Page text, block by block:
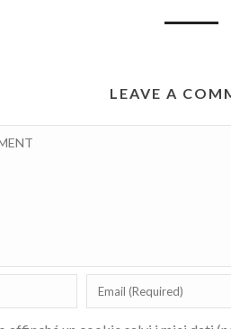
LEAVE A